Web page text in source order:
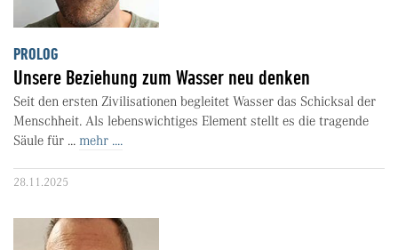
PROLOG
Unsere Beziehung zum Wasser neu denken
Seit den ersten Zivilisationen begleitet Wasser das Schicksal der
Menschheit. Als lebenswichtiges Element stellt es die tragende
Säule für ... mehr ....
28.11.2025